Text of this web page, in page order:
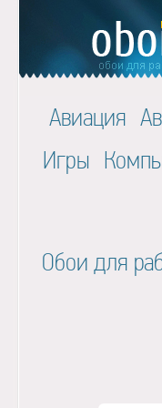
Авиация
Игры
Обои для